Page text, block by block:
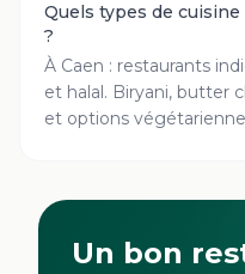
Quels types de
?
À Caen : restaurants
et halal. Biryani, butter
et options
Un bon